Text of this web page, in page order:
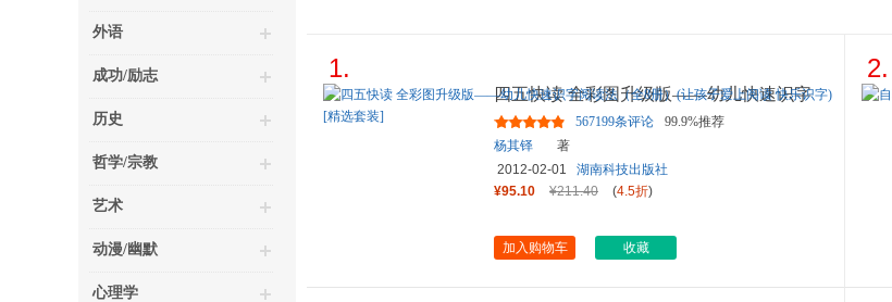
外语
成功/励志
历史
哲学/宗教
艺术
动漫/幽默
心理学
1.
四五快读 全彩图升级版——幼儿快速识字
阅读法（全8册）(让孩子爱...
567199条评论
99.9%推荐
杨其铎
著
2012-02-01
湖南科技出版社
¥95.10
¥211.40 (4.5折)
加入购物车 收藏
2.